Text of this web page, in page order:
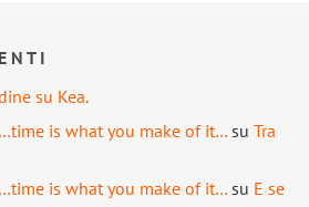
su Kea.
is what you make of it… su Tra
is what you make of it… su E se